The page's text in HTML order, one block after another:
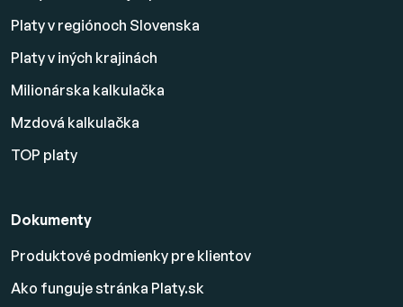
Platy v regiónoch Slovenska
Platy v iných krajinách
Milionárska kalkulačka
Mzdová kalkulačka
TOP platy
Dokumenty
Produktové podmienky pre klientov
Ako funguje stránka Platy.sk